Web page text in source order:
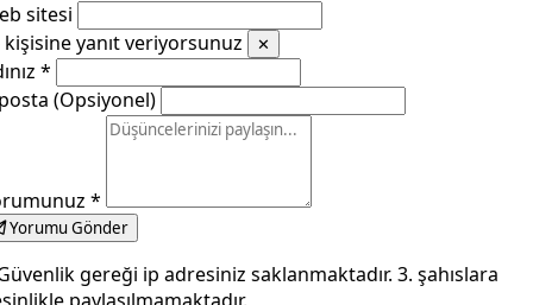
sitesi
kişisine yanıt veriyorsunuz
✕
*
(Opsiyonel)
*
Yorumu Gönder
gereği ip adresiniz saklanmaktadır. 3. şahıslara